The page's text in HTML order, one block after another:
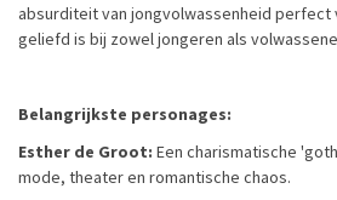
absurditeit van jongvolwassenheid perfect
geliefd is bij zowel jongeren als
Belangrijkste personages:
Esther de Groot: Een charismatische
mode, theater en romantische chaos.